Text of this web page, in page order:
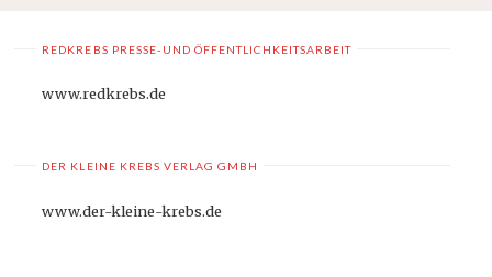
REDKREBS PRESSE-UND ÖFFENTLICHKEITSARBEIT
www.redkrebs.de
DER KLEINE KREBS VERLAG GMBH
www.der-kleine-krebs.de